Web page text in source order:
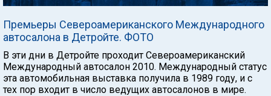
Премьеры Североамериканского Международного
автосалона в Детройте. ФОТО
В эти дни в Детройте проходит Североамериканский
Международный автосалон 2010. Международный статус
эта автомобильная выставка получила в 1989 году, и с
тех пор входит в число ведущих автосалонов в мире.